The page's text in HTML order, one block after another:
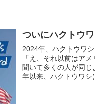
ついにハクトウ
2024年、ハクトウワ
「え、それ以前はア
聞いて多くの人が同
年以来、ハクトウワシ